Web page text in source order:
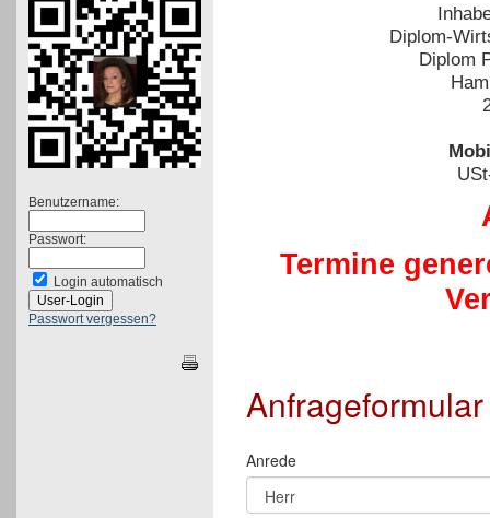
Benutzername:
Passwort:
Login automatisch
Passwort vergessen?
Diplom-
Diplom
Termine